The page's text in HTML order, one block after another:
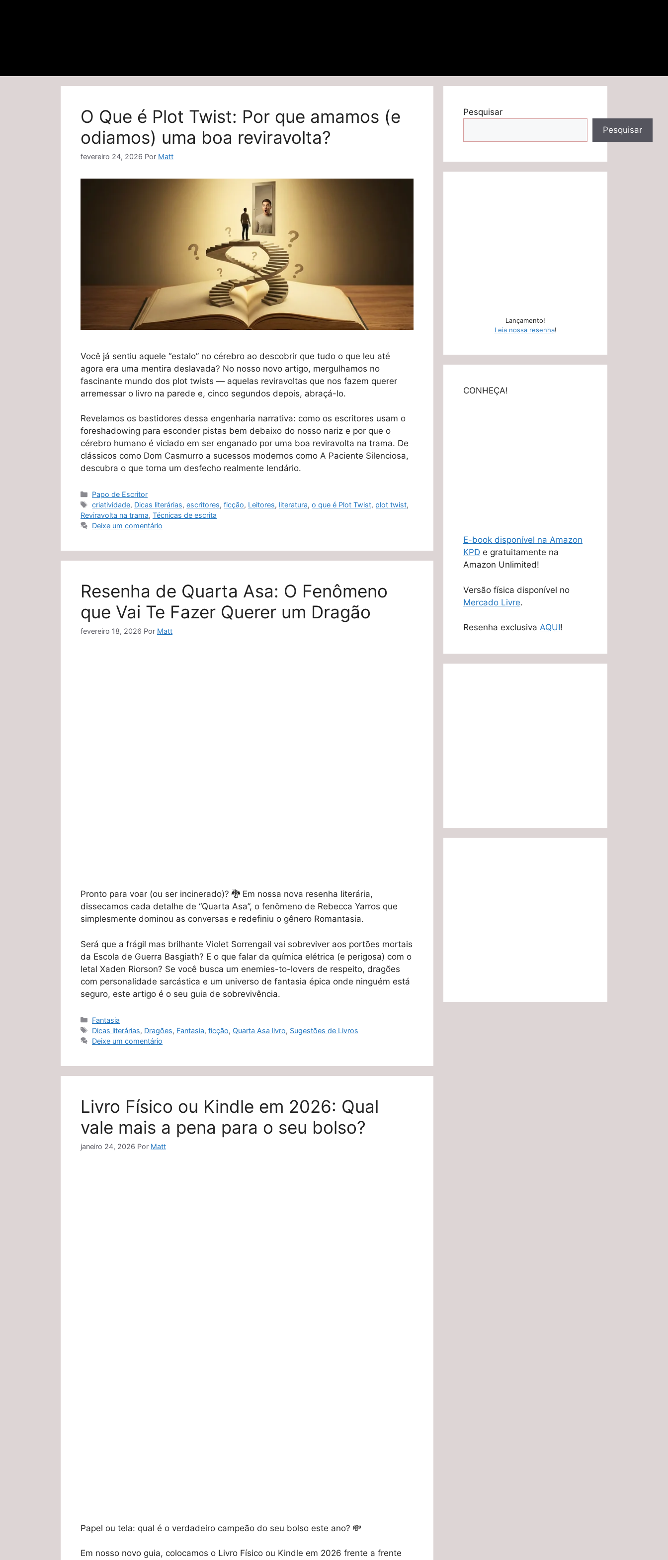
O Que é Plot Twist: Por que amamos (e
odiamos) uma boa reviravolta?
fevereiro 24, 2026 Por Matt
Você já sentiu aquele “estalo” no cérebro ao descobrir que tudo o que leu até
agora era uma mentira deslavada? No nosso novo artigo, mergulhamos no
fascinante mundo dos plot twists — aquelas reviravoltas que nos fazem querer
arremessar o livro na parede e, cinco segundos depois, abraçá-lo.
Revelamos os bastidores dessa engenharia narrativa: como os escritores usam o
foreshadowing para esconder pistas bem debaixo do nosso nariz e por que o
cérebro humano é viciado em ser enganado por uma boa reviravolta na trama. De
clássicos como Dom Casmurro a sucessos modernos como A Paciente Silenciosa,
descubra o que torna um desfecho realmente lendário.
Categorias
Papo de Escritor
Tags
criatividade, Dicas literárias,escritores,ficção, Leitores, literatura,o que é Plot Twist, plot twist,
Reviravolta na trama, Técnicas de escrita
Deixe um comentário
Resenha de Quarta Asa: O Fenômeno
que Vai Te Fazer Querer um Dragão
fevereiro 18, 2026 Por Matt
Pronto para voar (ou ser incinerado)? 🐉 Em nossa nova resenha literária,
dissecamos cada detalhe de “Quarta Asa”, o fenômeno de Rebecca Yarros que
simplesmente dominou as conversas e redefiniu o gênero Romantasia.
Será que a frágil mas brilhante Violet Sorrengail vai sobreviver aos portões mortais
da Escola de Guerra Basgiath? E o que falar da química elétrica (e perigosa) com o
letal Xaden Riorson? Se você busca um enemies-to-lovers de respeito, dragões
com personalidade sarcástica e um universo de fantasia épica onde ninguém está
seguro, este artigo é o seu guia de sobrevivência.
Categorias
Fantasia
Tags
Dicas literárias, Dragões, Fantasia,ficção, Quarta Asa livro, Sugestões de Livros
Deixe um comentário
Livro Físico ou Kindle em 2026: Qual
vale mais a pena para o seu bolso?
janeiro 24, 2026 Por Matt
Papel ou tela: qual é o verdadeiro campeão do seu bolso este ano? 💸
Em nosso novo guia, colocamos o Livro Físico ou Kindle em 2026 frente a frente
Pesquisar
Pesquisar
Lançamento!
Leia nossa resenha!
CONHEÇA!
E-book disponível na Amazon
KPD e gratuitamente na
Amazon Unlimited!
Versão física disponível no
Mercado Livre.
Resenha exclusiva AQUI!